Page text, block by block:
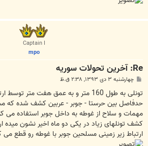
Captain I
mpo
Re: آخرين تحولات سوريه
پ
ت
چهارشنبه ۳ دی ۱۳۹۳, ۲:۳۸ ق.ظ
ﺗﻮﻧﻠﯽ ﺑﻪ ﻃﻮﻝ 160 ﻣﺘﺮ ﻭ ﺑﻪ ﻋﻤﻖ ﻫﻔﺖ ﻣﺘﺮ
ﺣﺪﻓﺎﺻﻞ ﺑﯿﻦ ﺣﺮﺳﺘﺎ - ﺟﻮﺑﺮ - ﻋﺮبین ﮐﺸﻒ ﺷﺪﻩ ﮐﻪ
ﻣﻬﻤﺎﺕ ﻭ ﺳﻼﺡ ﺍﺯ ﻏﻮﻃﻪ ﺑﻪ ﺩﺍﺧﻞ ﺟﻮﺑﺮ ﺍﺳﺘﻔﺎﺩﻩ ﻣﯽ
ﮐﺸﻒ ﺗﻮﻧﻠﻬﺎﯼ ﺯﯾﺎﺩ ﺩﺭ ﯾﮑﯽ ﺩﻭ ﻣﺎﻩ ﺍﺧﯿﺮ ﻧﺸﻮﻥ
ﺍﺭﺗﺒﺎﻁ ﺯﯾﺮ ﺯﻣﯿﻨﯽ ﻣﺴﻠﺤﯿﻦ ﺟﻮﺑﺮ ﺑﺎ ﻏﻮﻃﻪ ﺭﻭ ﻗﻄﻊ ﻣﯽ